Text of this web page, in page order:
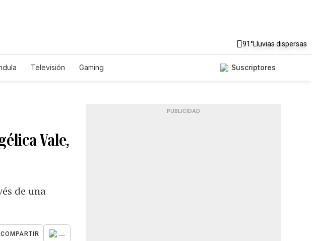
91°Lluvias dispersas
Televisión Gaming Suscriptores
Vale,
de una
COMPARTIR ...
PUBLICIDAD